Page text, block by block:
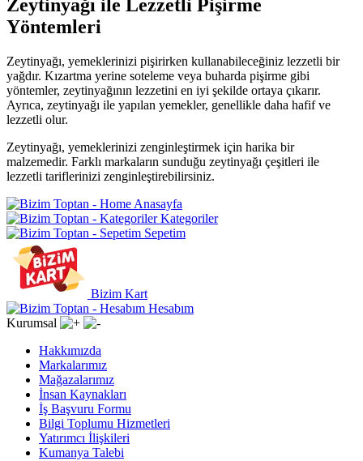
Zeytinyağı ile Lezzetli Pişirme
Yöntemleri
Zeytinyağı, yemeklerinizi pişirirken kullanabileceğiniz lezzetli bir
yağdır. Kızartma yerine soteleme veya buharda pişirme gibi
yöntemler, zeytinyağının lezzetini en iyi şekilde ortaya çıkarır.
Ayrıca, zeytinyağı ile yapılan yemekler, genellikle daha hafif ve
lezzetli olur.
Zeytinyağı, yemeklerinizi zenginleştirmek için harika bir
malzemedir. Farklı markaların sunduğu zeytinyağı çeşitleri ile
lezzetli tariflerinizi zenginleştirebilirsiniz.
Anasayfa
Kategoriler
Sepetim
Bizim Kart
Hesabım
Kurumsal
Hakkımızda
Markalarımız
Mağazalarımız
İnsan Kaynakları
İş Başvuru Formu
Bilgi Toplumu Hizmetleri
Yatırımcı İlişkileri
Kumanya Talebi